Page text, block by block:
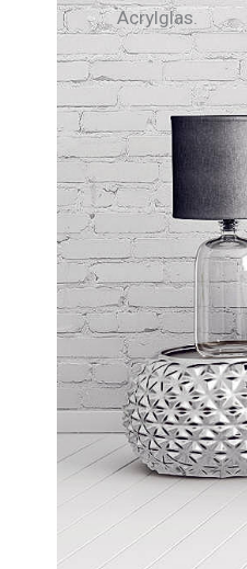
Acrylglas.